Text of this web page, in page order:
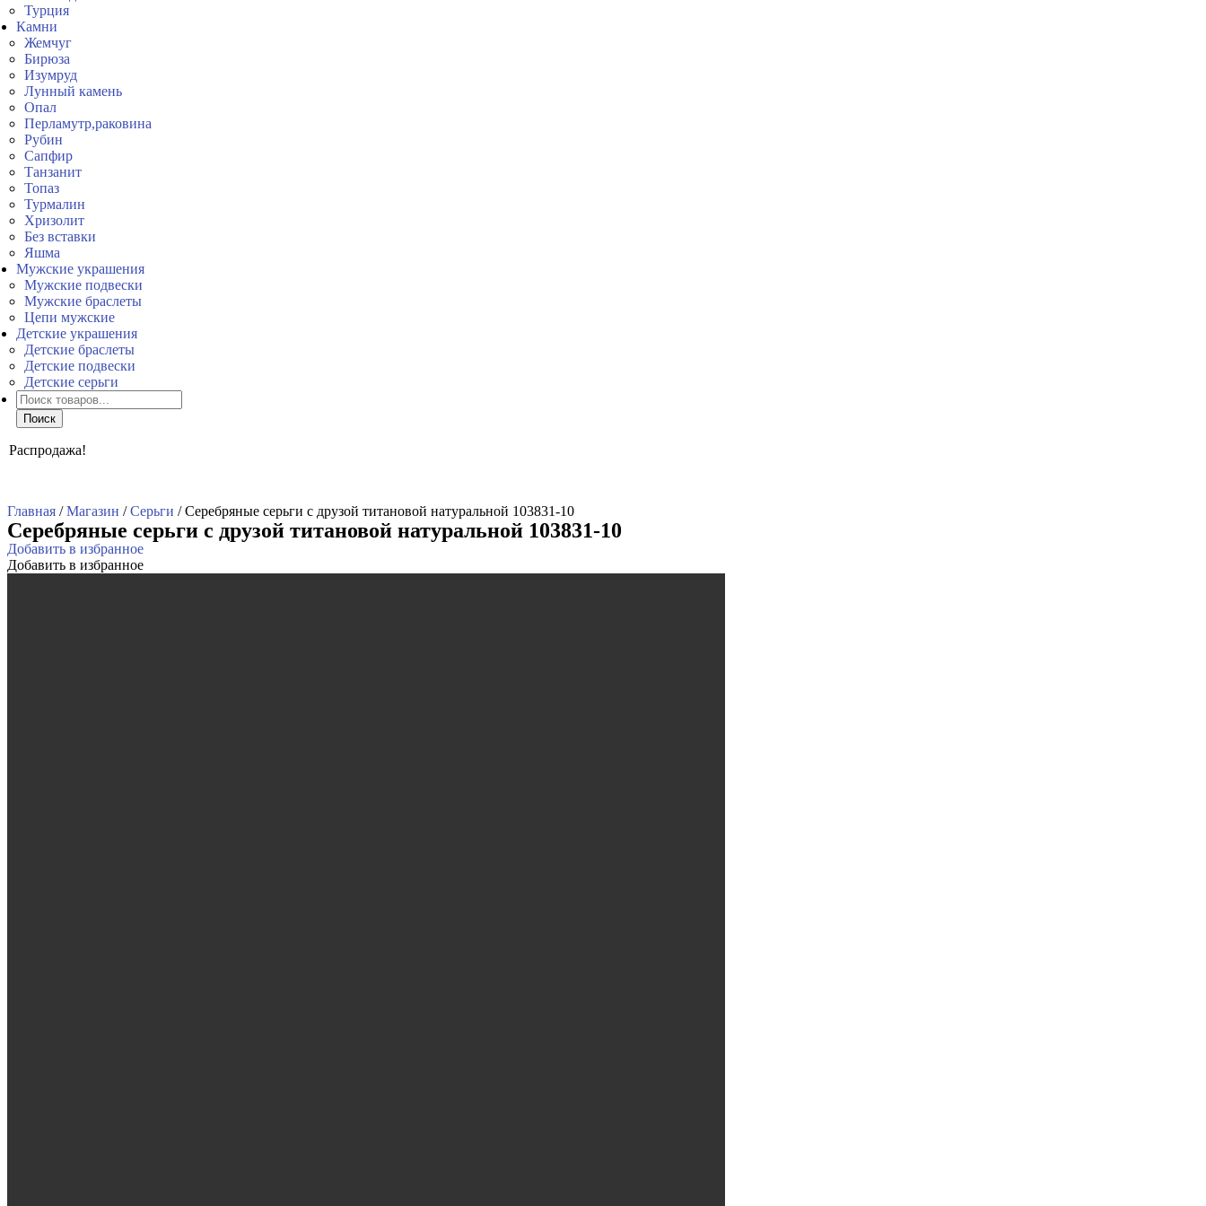
Турция
Камни
Жемчуг
Бирюза
Изумруд
Лунный камень
Опал
Перламутр,раковина
Рубин
Сапфир
Танзанит
Топаз
Турмалин
Хризолит
Без вставки
Яшма
Мужские украшения
Мужские подвески
Мужские браслеты
Цепи мужские
Детские украшения
Детские браслеты
Детские подвески
Детские серьги
Поиск
товаров
Поиск
Распродажа!
Главная /Магазин /Серьги / Серебряные серьги с друзой титановой натуральной 103831-10
Серебряные серьги с друзой титановой натуральной 103831-10
Добавить в избранное
Добавить в избранное